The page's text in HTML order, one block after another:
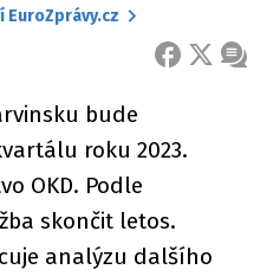
FACEBOOK
X
bude
roku 2023.
OKD. Podle
skončit letos.
analýzu dalšího